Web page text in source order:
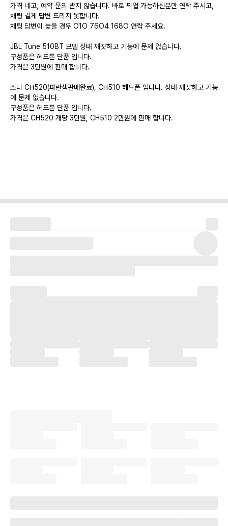
가격 네고, 예약 문의 받지 않습니다. 바로 픽업 가능하신분만 연락 주시고,
채팅 길게 답변 드리지 못합니다.
채팅 답변이 늦을 경우 O1O 76O4 168O 연락 주세요.
JBL Tune 510BT 모델 상태 깨끗하고 기능에 문제 없습니다.
구성품은 헤드폰 단품 입니다.
가격은 3만원에 판매 합니다.
소니 CH520(파란색판매완료), CH510 헤드폰 입니다. 상태 깨끗하고 기능
에 문제 없습니다.
구성품은 헤드폰 단품 입니다.
가격은 CH520 개당 3만원, CH510 2만원에 판매 합니다.